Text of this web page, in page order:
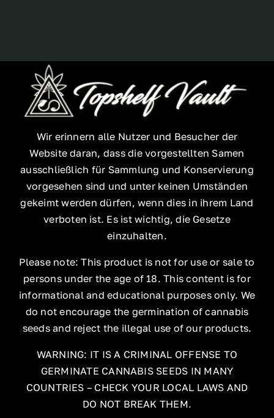
Wir erinnern alle Nutzer und Besucher der
Website daran, dass die vorgestellten Samen
ausschließlich für Sammlung und Konservierung
vorgesehen sind und unter keinen Umständen
gekeimt werden dürfen, wenn dies in ihrem Land
verboten ist. Es ist wichtig, die Gesetze
einzuhalten.
Please note: This product is not for use or sale to
persons under the age of 18. This content is for
informational and educational purposes only. We
do not encourage the germination of cannabis
seeds and reject the illegal use of our products.
WARNING: IT IS A CRIMINAL OFFENSE TO
GERMINATE CANNABIS SEEDS IN MANY
COUNTRIES – CHECK YOUR LOCAL LAWS AND
DO NOT BREAK THEM.